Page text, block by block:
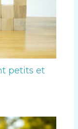
petits et